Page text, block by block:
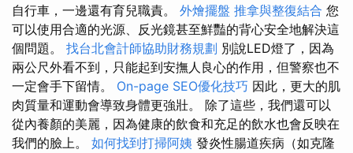
自行車，一邊還有育兒職責。 外燴擺盤 推拿與整復結合 您
可以使用合適的光源、反光鏡甚至鮮豔的背心安全地解決這
個問題。 找台北會計師協助財務規劃 別說LED燈了，因為
兩公尺外看不到，只能起到安撫人良心的作用，但警察也不
一定會手下留情。 On-page SEO優化技巧 因此，更大的肌
肉質量和運動會導致身體更強壯。 除了這些，我們還可以
從內養顏的美麗，因為健康的飲食和充足的飲水也會反映在
我們的臉上。 如何找到打掃阿姨 發炎性腸道疾病（如克隆